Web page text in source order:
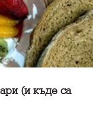
(и къде са